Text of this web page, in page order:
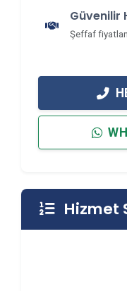
Güvenilir
Şeffaf
Hizmet